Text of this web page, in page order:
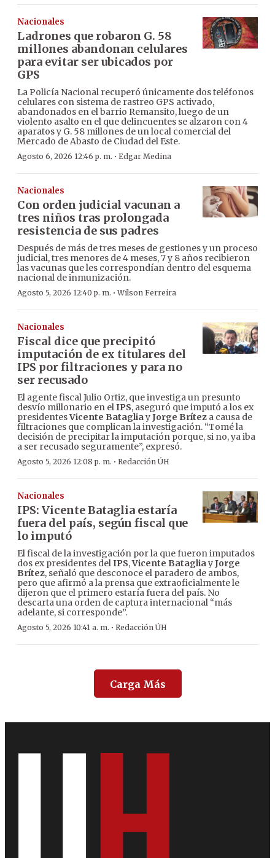
Nacionales
Ladrones que robaron G. 58
millones abandonan celulares
para evitar ser ubicados por
GPS
La Policía Nacional recuperó únicamente dos teléfonos
celulares con sistema de rastreo GPS activado,
abandonados en el barrio Remansito, luego de un
violento asalto en el que delincuentes se alzaron con 4
aparatos y G. 58 millones de un local comercial del
Mercado de Abasto de Ciudad del Este.
Agosto 6, 2026 12:46 p. m. · Edgar Medina
Nacionales
Con orden judicial vacunan a
tres niños tras prolongada
resistencia de sus padres
Después de más de tres meses de gestiones y un proceso
judicial, tres menores de 4 meses, 7 y 8 años recibieron
las vacunas que les correspondían dentro del esquema
nacional de inmunización.
Agosto 5, 2026 12:40 p. m. ·Wilson Ferreira
Nacionales
Fiscal dice que precipitó
imputación de ex titulares del
IPS por filtraciones y para no
ser recusado
El agente fiscal Julio Ortiz, que investiga un presunto
desvío millonario en elIPS, aseguró que imputó a los ex
presidentesVicente BatagliayJorge Brítez a causa de
filtraciones que complican la investigación. “Tomé la
decisión de precipitar la imputación porque, si no, ya iba
a ser recusado seguramente”, expresó.
Agosto 5, 2026 12:08 p. m. · Redacción ÚH
Nacionales
IPS: Vicente Bataglia estaría
fuera del país, según fiscal que
lo imputó
El fiscal de la investigación por la que fueron imputados
dos ex presidentes delIPS,Vicente BatagliayJorge
Brítez, señaló que desconoce el paradero de ambos,
pero que afirmó a la prensa que extraoficialmente le
dijeron que el primero estaría fuera del país. No
descarta una orden de captura internacional “más
adelante, si corresponde”.
Agosto 5, 2026 10:41 a. m. · Redacción ÚH
Carga Más